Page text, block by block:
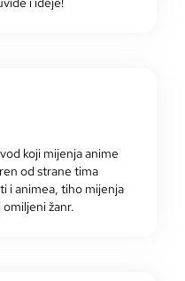
koji mijenja anime
od strane tima
i animea, tiho mijenja
žanr.